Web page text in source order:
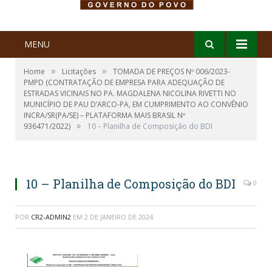
MENU
Home » Licitações »
TOMADA DE PREÇOS Nº 006/2023-
PMPD (CONTRATAÇÃO DE EMPRESA PARA ADEQUAÇÃO DE
ESTRADAS VICINAIS NO PA. MAGDALENA NICOLINA RIVETTI NO
MUNICÍPIO DE PAU D’ARCO-PA, EM CUMPRIMENTO AO CONVÊNIO
INCRA/SR(PA/SE) – PLATAFORMA MAIS BRASIL Nº
936471/2022) » 10 – Planilha de Composição do BDI
10 – Planilha de Composição do BDI 0
POR CR2-ADMIN2 EM 2 DE JANEIRO DE 2024